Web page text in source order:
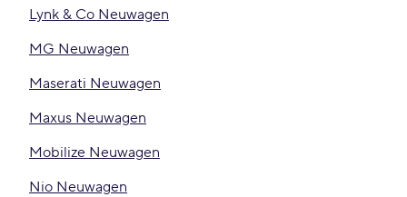
Lynk & Co Neuwagen
MG Neuwagen
Maserati Neuwagen
Maxus Neuwagen
Mobilize Neuwagen
Nio Neuwagen